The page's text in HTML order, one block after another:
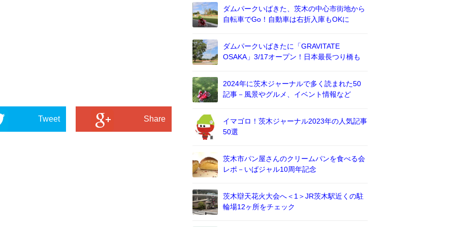
Tweet Share
ダムパークいばきた、茨木の中心市街地から
自転車でGo！自動車は右折入庫もOKに
ダムパークいばきたに「GRAVITATE
OSAKA」3/17オープン！日本最長つり橋も
2024年に茨木ジャーナルで多く読まれた50
記事－風景やグルメ、イベント情報など
イマゴロ！茨木ジャーナル2023年の人気記事
50選
茨木市パン屋さんのクリームパンを食べる会
レポ－いばジャル10周年記念
茨木辯天花火大会へ＜1＞JR茨木駅近くの駐
輪場12ヶ所をチェック